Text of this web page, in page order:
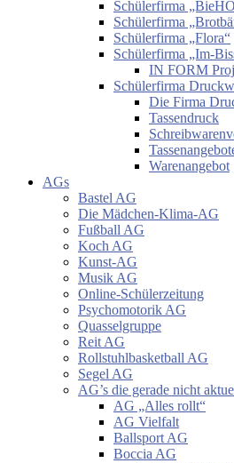
Schülerfirma
Schülerfirma
Schülerfirma „Flora“
Schülerfirma „Im-
IN FORM
Schülerfirma
Die Firma
Tassendruck
Warenangebot
AGs
Bastel AG
Die Mädchen-Klima-AG
Fußball AG
Koch AG
Kunst-AG
Musik AG
Online-Schülerzeitung
Psychomotorik AG
Quasselgruppe
Reit AG
Rollstuhlbasketball AG
Segel AG
AG’s die gerade nicht
AG „Alles rollt“
AG Vielfalt
Ballsport AG
Boccia AG